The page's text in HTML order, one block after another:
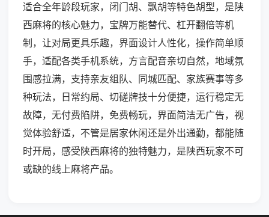
适合全年龄段玩家，闭门胡、飘胡等特色胡型，是陕
西麻将的核心魅力，宝牌万能替代、杠开翻倍等机
制，让对局更具乐趣，界面设计人性化，操作简单顺
手，适配各类手机系统，方言配音亲切自然，地域氛
围感拉满，支持亲友组队、同城匹配、家族赛事等多
种玩法，日常约局、切磋牌技十分便捷，运行稳定无
故障，无付费陷阱，免费畅玩，界面简洁无广告，视
觉体验舒适，不管是居家休闲还是外出通勤，都能随
时开局，感受陕西麻将的独特魅力，是陕西玩家不可
或缺的线上麻将产品。